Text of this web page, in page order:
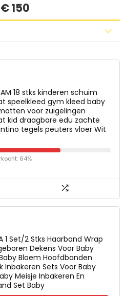
150
18 stks kinderen schuim
speelkleed gym kleed baby
voor zuigelingen
kid draagbare edu zachte
tegels peuters vloer Wit
64%
1 Set/2 Stks Haarband Wrap
Dekens Voor Baby
Bloem Hoofdbanden
Inbakeren Sets Voor Baby
Meisje Inbakeren En
Set Baby